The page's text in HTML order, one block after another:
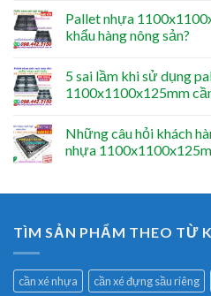
Pallet nhựa
khẩu hàng nông sản?
5 sai lầm khi sử dụng
1100x1100x125mm
Những câu hỏi khách
nhựa
TÌM SẢN PHẨM THEO TỪ
cần xé nhựa cần xé đựng sầu riêng